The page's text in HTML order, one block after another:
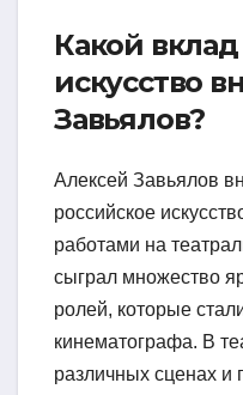
Какой
искусство
Завьялов?
Алексей Завьялов
российское
работами на
сыграл множество
ролей, которые
кинематографа. В
различных сценах и